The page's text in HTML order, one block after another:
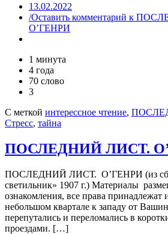
13.02.2022
/Оставить комментарий к
О’ГЕНРИ
1 минута
4 года
70 слово
3
С меткой интерессное чтение,
Стресс, тайна
ПОСЛЕДНИЙ ЛИСТ.
ПОСЛЕДНИЙ ЛИСТ. О’ГЕНРИ (из
светильник» 1907 г.) Материалы
ознакомления, все права
небольшом квартале к западу от
перепутались и переломались в
проeздами. […]